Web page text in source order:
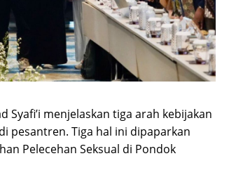
Syafi’i menjelaskan tiga arah kebijakan
pesantren. Tiga hal ini dipaparkan
Pelecehan Seksual di Pondok